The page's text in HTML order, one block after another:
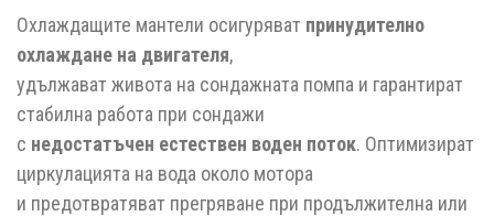
Охлаждащите мантели осигуряват принудително
охлаждане на двигателя,
удължават живота на сондажната помпа и гарантират
стабилна работа при сондажи
с недостатъчен естествен воден поток. Оптимизират
циркулацията на вода около мотора
и предотвратяват прегряване при продължителна или